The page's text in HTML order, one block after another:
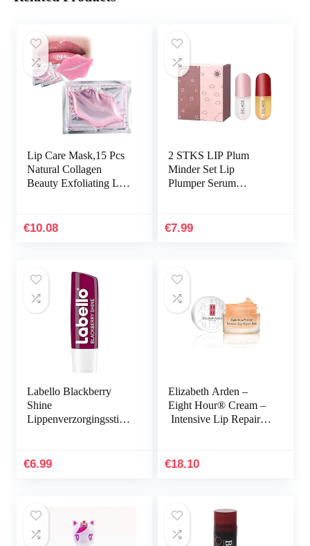
Lip Care Mask,15 Pcs
Natural Collagen
Beauty Exfoliating Lip
Moisturiizng Lip
€10.08
2 STKS LIP Plum
Minder Set Lip
Plumper Serum
Lip Enhancer Plulper
€7.99
Labello Blackberry
Shine
Lippenverzorgingsstift
glinsterende
€6.99
Elizabeth Arden –
Eight Hour® Cream –
Intensive Lip Repair
€18.10